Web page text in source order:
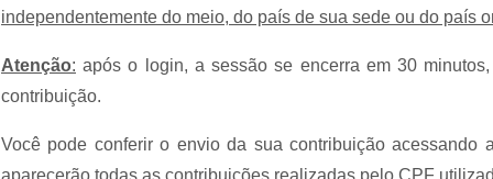
independentemente do meio, do país de sua sede ou do país
Atenção: após o login, a sessão se encerra em 30
contribuição.
Você pode conferir o envio da sua contribuição
aparecerão todas as contribuições realizadas pelo CPF